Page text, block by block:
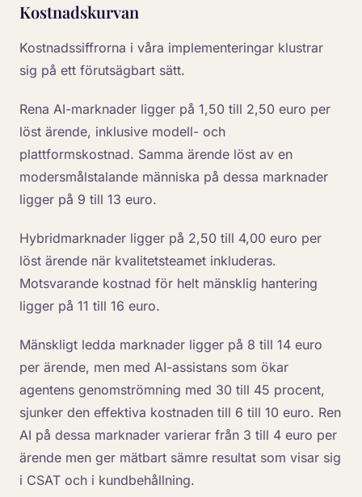
Kostnadskurvan
Kostnadssiffrorna i våra implementeringar klustrar
sig på ett förutsägbart sätt.
Rena AI-marknader ligger på 1,50 till 2,50 euro per
löst ärende, inklusive modell- och
plattformskostnad. Samma ärende löst av en
modersmålstalande människa på dessa marknader
ligger på 9 till 13 euro.
Hybridmarknader ligger på 2,50 till 4,00 euro per
löst ärende när kvalitetsteamet inkluderas.
Motsvarande kostnad för helt mänsklig hantering
ligger på 11 till 16 euro.
Mänskligt ledda marknader ligger på 8 till 14 euro
per ärende, men med AI-assistans som ökar
agentens genomströmning med 30 till 45 procent,
sjunker den effektiva kostnaden till 6 till 10 euro. Ren
AI på dessa marknader varierar från 3 till 4 euro per
ärende men ger mätbart sämre resultat som visar sig
i CSAT och i kundbehållning.